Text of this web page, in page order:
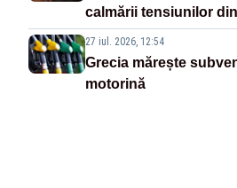
calmării tensiunilor
27 iul. 2026, 12:54
Grecia mărește
motorină